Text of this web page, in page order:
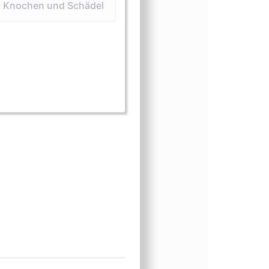
und Häute)
(Fleisch)
(Knochen und Schädel)
(lebend)
(Medizin)
(Präparate)
(Zähne)
Knochen und Schädel